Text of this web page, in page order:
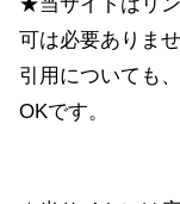
可は必要ありませ
引用についても
OKです。